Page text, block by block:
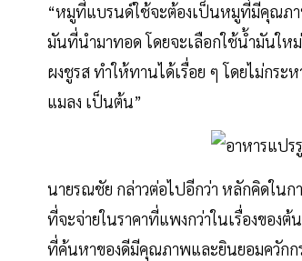
“หมูที่แบรนด์ใช้จะต้องเป็นหมูที่มีคุณภ
มันที่นำมาทอด โดยจะเลือกใช้นํ้ามันให
ผงชูรส ทำให้ทานได้เรื่อย ๆ โดยไม่กร
แมลง เป็นต้น”
นายรณชัย กล่าวต่อไปอีกว่า หลักคิดใน
ที่จะจ่ายในราคาที่แพงกว่าในเรื่องของ
ที่ค้นหาของดีมีคุณภาพและยินยอมควักกร